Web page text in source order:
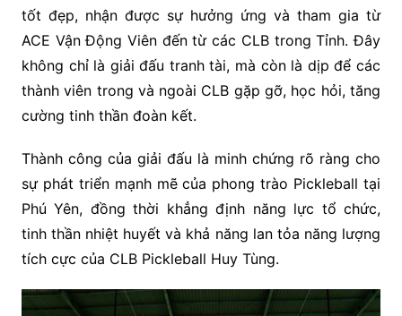
tốt đẹp, nhận được sự hưởng ứng và tham gia từ
ACE Vận Động Viên đến từ các CLB trong Tỉnh. Đây
không chỉ là giải đấu tranh tài, mà còn là dịp để các
thành viên trong và ngoài CLB gặp gỡ, học hỏi, tăng
cường tinh thần đoàn kết.
Thành công của giải đấu là minh chứng rõ ràng cho
sự phát triển mạnh mẽ của phong trào Pickleball tại
Phú Yên, đồng thời khẳng định năng lực tổ chức,
tinh thần nhiệt huyết và khả năng lan tỏa năng lượng
tích cực của CLB Pickleball Huy Tùng.